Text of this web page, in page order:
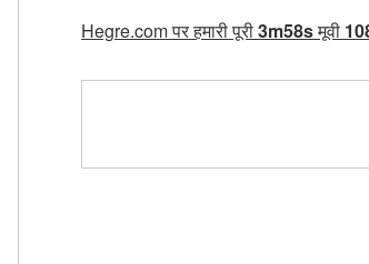
Hegre.com पर हमारी पूरी3m58sमूवी